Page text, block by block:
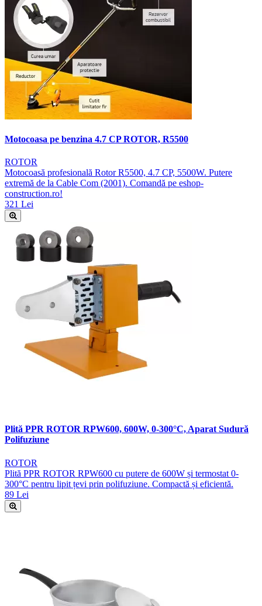
Motocoasa pe benzina 4.7 CP ROTOR, R5500
ROTOR
Motocoasă profesională Rotor R5500, 4.7 CP, 5500W. Putere
extremă de la Cable Com (2001). Comandă pe eshop-
construction.ro!
321 Lei
Plită PPR ROTOR RPW600, 600W, 0-300°C, Aparat Sudură
Polifuziune
ROTOR
Plită PPR ROTOR RPW600 cu putere de 600W și termostat 0-
300°C pentru lipit țevi prin polifuziune. Compactă și eficientă.
89 Lei